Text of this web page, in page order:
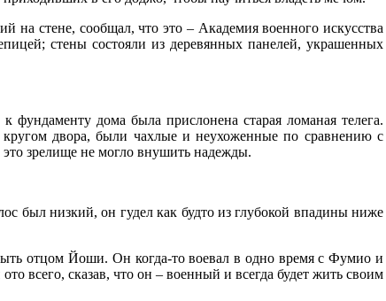
на стене, сообщал, что это – Академия военного искусства
стены состояли из деревянных панелей, украшенных
фундаменту дома была прислонена старая ломаная телега.
кругом двора, были чахлые и неухоженные по сравнению с
зрелище не могло внушить надежды.
был низкий, он гудел как будто из глубокой впадины ниже
отцом Йоши. Он когда-то воевал в одно время с Фумио и
всего, сказав, что он – военный и всегда будет жить своим